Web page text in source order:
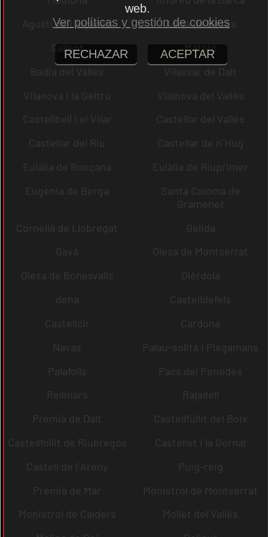
Agustí de Lluçanès
Adrià de Besòs
Sallent
Mataró
Badia del Vallès
Vilassar de Dalt
Vilanova i la Geltrú
Vilanova del Vallès
Castellbell i el Vilar
Castellar del Vallès
Castellar del Riu
Castellar de n´Hug
Eulàlia de Ronçana
Eulàlia de Riuprimer
Eugènia de Berga
Santa Coloma de
Gramenet
Cornellà de Llobregat
Gelida
Gavà
Olesa de Montserrat
Olesa de Bonesvalls
Olèrdola
dena
Castelldefels
Castellcir
Cardona
Navas
Palau-solità i Plegamans
Palafolls
Pacs del Penedès
Rellinars
Rajadell
Premià de Dalt
Castellfullit del Boix
Castellfollit de Riubregós
Castellet i la Gornal
Castell de l´Areny
Puig-reig
Premià de Mar
Monistrol de Montserrat
Monistrol de Calders
Mollet del Vallès
web.
Ver políticas y gestión de cookies
RECHAZAR ACEPTAR